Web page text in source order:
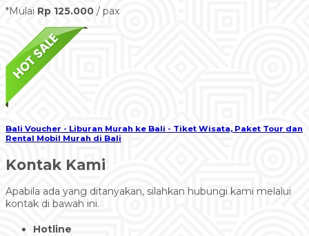
*Mulai Rp 125.000 / pax
Bali Voucher - Liburan Murah ke Bali - Tiket Wisata, Paket Tour dan
Rental Mobil Murah di Bali
Kontak Kami
Apabila ada yang ditanyakan, silahkan hubungi kami melalui
kontak di bawah ini.
Hotline